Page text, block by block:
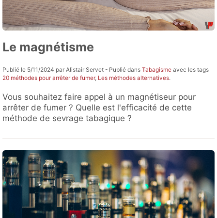
Le magnétisme
Publié le 5/11/2024 par Alistair Servet - Publié dans Tabagisme avec les tags
20 méthodes pour arrêter de fumer, Les méthodes alternatives.
Vous souhaitez faire appel à un magnétiseur pour
arrêter de fumer ? Quelle est l'efficacité de cette
méthode de sevrage tabagique ?